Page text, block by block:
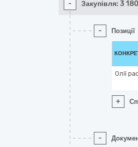
- Закупівля: 3
- Позиції
Олії
+
-